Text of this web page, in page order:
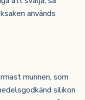
används
munnen, som
silikon